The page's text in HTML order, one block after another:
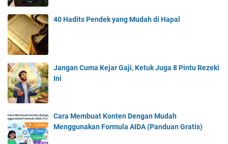
40 Hadits Pendek yang Mudah di Hapal
Jangan Cuma Kejar Gaji, Ketuk Juga 8 Pintu Rezeki
Ini
Cara Membuat Konten Dengan Mudah
Menggunakan Formula AIDA (Panduan Gratis)